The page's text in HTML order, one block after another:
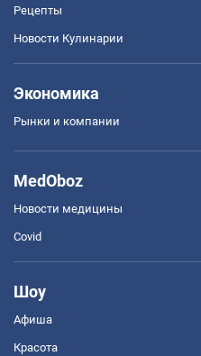
Рецепты
Новости Кулинарии
Экономика
Рынки и компании
MedOboz
Новости медицины
Covid
Шоу
Афиша
Красота